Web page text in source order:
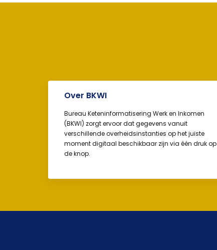
Over BKWI
Bureau Keteninformatisering Werk en Inkomen
(BKWI) zorgt ervoor dat gegevens vanuit
verschillende overheidsinstanties op het juiste
moment digitaal beschikbaar zijn via één druk op
de knop.